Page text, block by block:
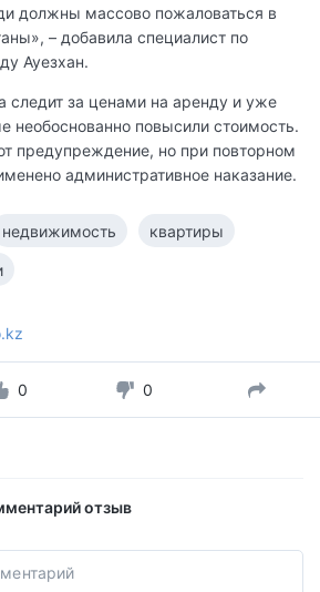
должны массово пожаловаться в
– добавила специалист по
Ауезхан.
следит за ценами на аренду и уже
необоснованно повысили стоимость.
предупреждение, но при повторном
административное наказание.
недвижимость квартиры
0 0
отзыв